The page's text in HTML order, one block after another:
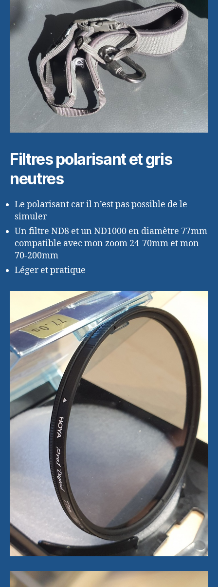
Filtres polarisant et gris
neutres
Le polarisant car il n’est pas possible de le
simuler
Un filtre ND8 et un ND1000 en diamètre 77mm
compatible avec mon zoom 24-70mm et mon
70-200mm
Léger et pratique